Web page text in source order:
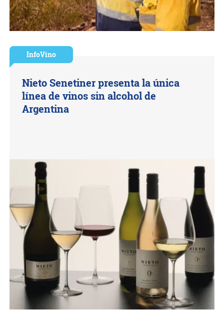
InfoVino
Nieto Senetiner presenta la única
línea de vinos sin alcohol de
Argentina